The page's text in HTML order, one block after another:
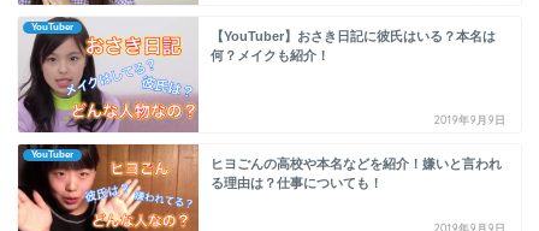
YouTuber
【YouTuber】おさき日記に彼氏はいる？本名は
何？メイクも紹介！
2019年9月9日
YouTuber
ヒヨごんの高校や本名などを紹介！嫌いと言われ
る理由は？仕事についても！
2019年9月9日